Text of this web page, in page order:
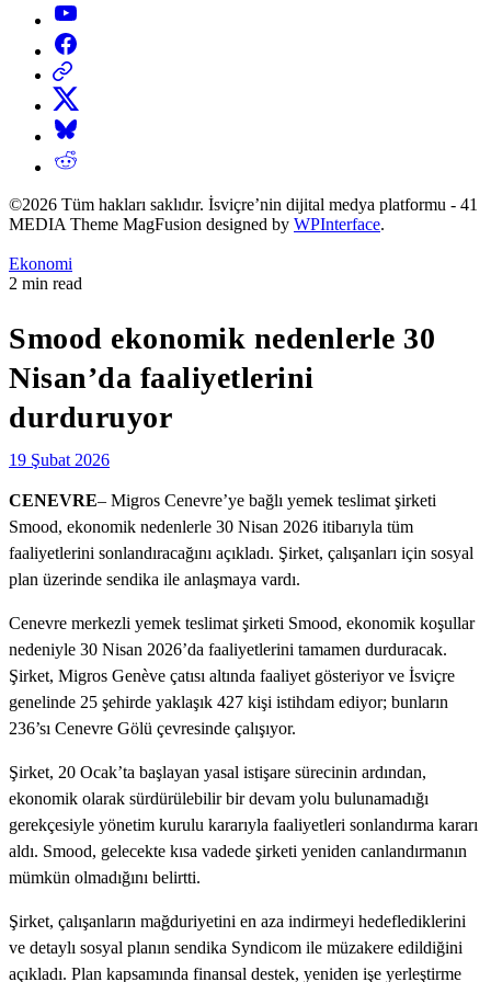
YouTube
Facebook
Threads
X
Bluesky
Reddit
©2026 Tüm hakları saklıdır. İsviçre’nin dijital medya platformu - 41
MEDIA Theme MagFusion designed by WPInterface.
Posted
in
Ekonomi
Estimated
2 min read
Smood ekonomik nedenlerle 30
Nisan’da faaliyetlerini
durduruyor
19 Şubat 2026
CENEVRE– Migros Cenevre’ye bağlı yemek teslimat şirketi
Smood, ekonomik nedenlerle 30 Nisan 2026 itibarıyla tüm
faaliyetlerini sonlandıracağını açıkladı. Şirket, çalışanları için sosyal
plan üzerinde sendika ile anlaşmaya vardı.
Cenevre merkezli yemek teslimat şirketi Smood, ekonomik koşullar
nedeniyle 30 Nisan 2026’da faaliyetlerini tamamen durduracak.
Şirket, Migros Genève çatısı altında faaliyet gösteriyor ve İsviçre
genelinde 25 şehirde yaklaşık 427 kişi istihdam ediyor; bunların
236’sı Cenevre Gölü çevresinde çalışıyor.
Şirket, 20 Ocak’ta başlayan yasal istişare sürecinin ardından,
ekonomik olarak sürdürülebilir bir devam yolu bulunamadığı
gerekçesiyle yönetim kurulu kararıyla faaliyetleri sonlandırma kararı
aldı. Smood, gelecekte kısa vadede şirketi yeniden canlandırmanın
mümkün olmadığını belirtti.
Şirket, çalışanların mağduriyetini en aza indirmeyi hedeflediklerini
ve detaylı sosyal planın sendika Syndicom ile müzakere edildiğini
açıkladı. Plan kapsamında finansal destek, yeniden işe yerleştirme